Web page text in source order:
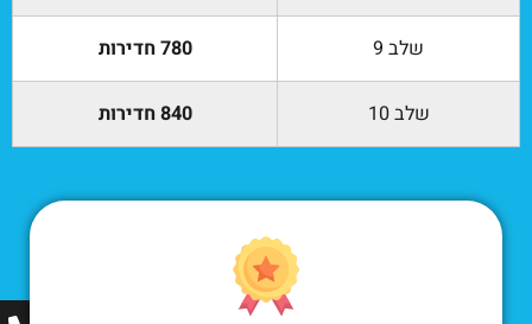
שלב 9 780 חדירות
שלב 10 840 חדירות